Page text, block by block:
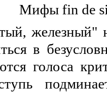
Мифы fin de
железный"
в
голоса